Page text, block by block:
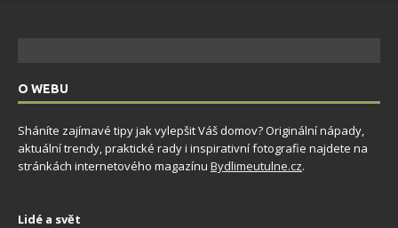
O WEBU
Sháníte zajímavé tipy jak vylepšit Váš domov? Originální nápady,
aktuální trendy, praktické rady i inspirativní fotografie najdete na
stránkách internetového magazínu Bydlimeutulne.cz.
Lidé a svět